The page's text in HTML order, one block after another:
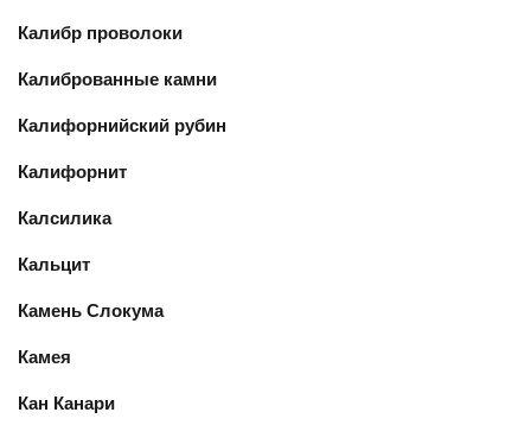
Калибр проволоки
Калиброванные камни
Калифорнийский рубин
Калифорнит
Калсилика
Кальцит
Камень Слокума
Камея
Кан Канари